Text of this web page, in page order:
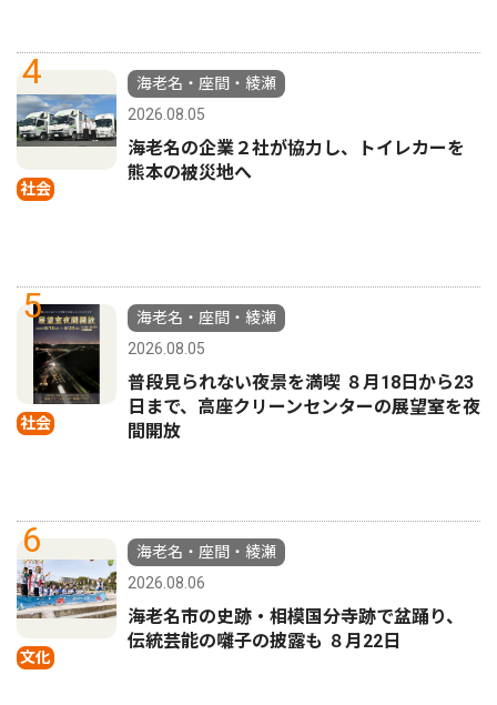
4
社会
海老名・座間・綾瀬
2026.08.05
海老名の企業２社が協力し、トイレカーを
熊本の被災地へ
5
社会
海老名・座間・綾瀬
2026.08.05
普段見られない夜景を満喫 ８月18日から23
日まで、高座クリーンセンターの展望室を夜
間開放
6
文化
海老名・座間・綾瀬
2026.08.06
海老名市の史跡・相模国分寺跡で盆踊り、
伝統芸能の囃子の披露も ８月22日